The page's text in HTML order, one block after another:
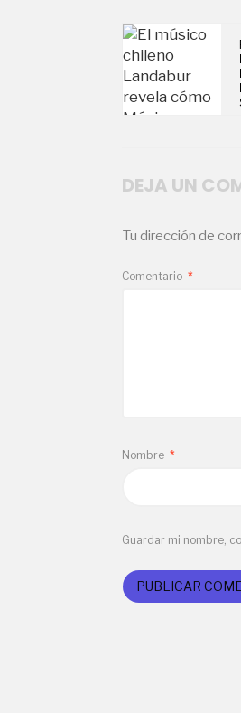
DEJA UN
Tu dirección de
Comentario *
Nombre *
Guardar mi nombre,